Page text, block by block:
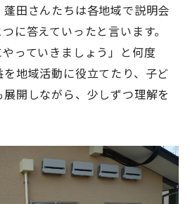
田さんたちは各地域で説明会
に答えていったと言います。
やっていきましょう」と何度
地域活動に役立てたり、子ど
開しながら、少しずつ理解を